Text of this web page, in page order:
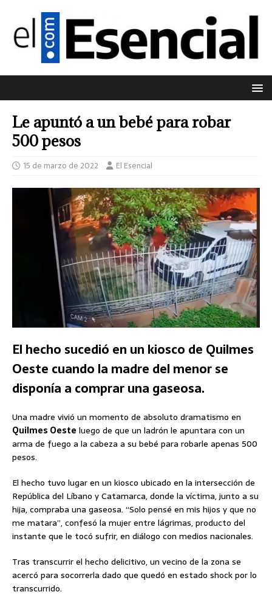
Le apuntó a un bebé para robar
500 pesos
15 de marzo de 2022 El Esencial
El hecho sucedió en un kiosco de Quilmes
Oeste cuando la madre del menor se
disponía a comprar una gaseosa.
Una madre vivió un momento de absoluto dramatismo en
Quilmes Oeste luego de que un ladrón le apuntara con un
arma de fuego a la cabeza a su bebé para robarle apenas 500
pesos.
El hecho tuvo lugar en un kiosco ubicado en la intersección de
República del Líbano y Catamarca, donde la víctima, junto a su
hija, compraba una gaseosa. “Solo pensé en mis hijos y que no
me matara”, confesó la mujer entre lágrimas, producto del
instante que le tocó sufrir, en diálogo con medios nacionales.
Tras transcurrir el hecho delicitivo, un vecino de la zona se
acercó para socorrerla dado que quedó en estado shock por lo
transcurrido.